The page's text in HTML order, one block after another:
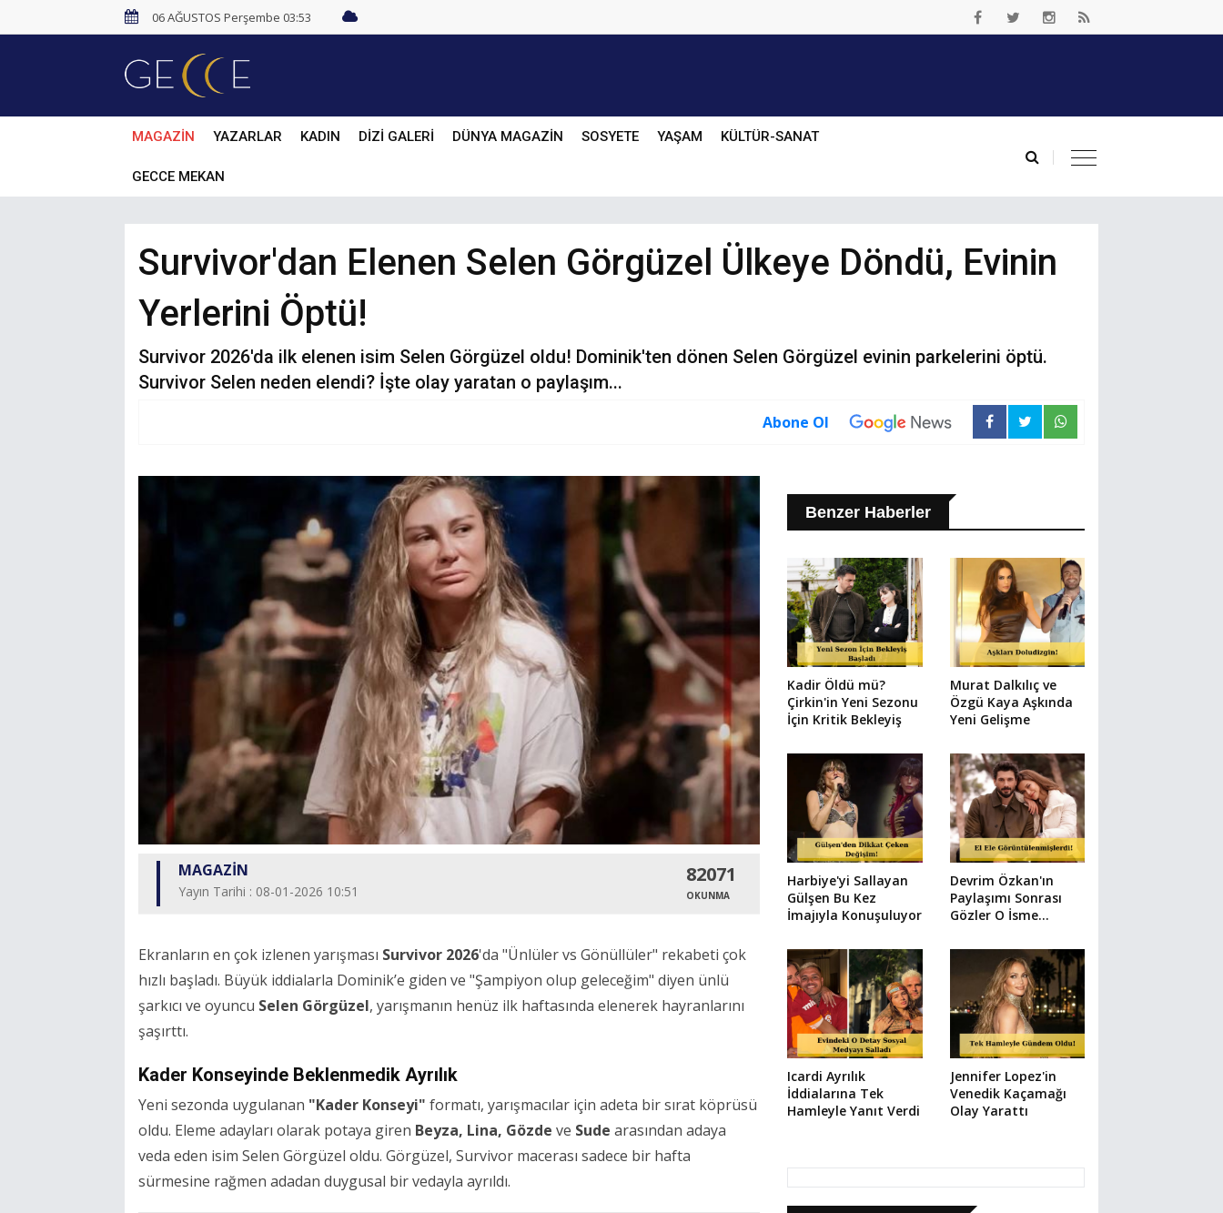
06 AĞUSTOS Perşembe 03:53
MAGAZİN YAZARLAR KADIN DİZİ GALERİ DÜNYA MAGAZİN SOSYETE YAŞAM KÜLTÜR-SANAT
GECCE MEKAN
Survivor'dan Elenen Selen Görgüzel Ülkeye Döndü, Evinin
Yerlerini Öptü!
Survivor 2026'da ilk elenen isim Selen Görgüzel oldu! Dominik'ten dönen Selen Görgüzel evinin parkelerini öptü.
Survivor Selen neden elendi? İşte olay yaratan o paylaşım...
Abone Ol
MAGAZİN
Yayın Tarihi : 08-01-2026 10:51
82071
OKUNMA
Ekranların en çok izlenen yarışması Survivor 2026'da "Ünlüler vs Gönüllüler" rekabeti çok
hızlı başladı. Büyük iddialarla Dominik’e giden ve "Şampiyon olup geleceğim" diyen ünlü
şarkıcı ve oyuncu Selen Görgüzel, yarışmanın henüz ilk haftasında elenerek hayranlarını
şaşırttı.
Kader Konseyinde Beklenmedik Ayrılık
Yeni sezonda uygulanan "Kader Konseyi" formatı, yarışmacılar için adeta bir sırat köprüsü
oldu. Eleme adayları olarak potaya giren Beyza, Lina, Gözde ve Sude arasından adaya
veda eden isim Selen Görgüzel oldu. Görgüzel, Survivor macerası sadece bir hafta
sürmesine rağmen adadan duygusal bir vedayla ayrıldı.
Benzer Haberler
Kadir Öldü mü?
Çirkin'in Yeni Sezonu
İçin Kritik Bekleyiş
Murat Dalkılıç ve
Özgü Kaya Aşkında
Yeni Gelişme
Harbiye'yi Sallayan
Gülşen Bu Kez
İmajıyla Konuşuluyor
Devrim Özkan'ın
Paylaşımı Sonrası
Gözler O İsme
Icardi Ayrılık
İddialarına Tek
Hamleyle Yanıt Verdi
Jennifer Lopez'in
Venedik Kaçamağı
Olay Yarattı